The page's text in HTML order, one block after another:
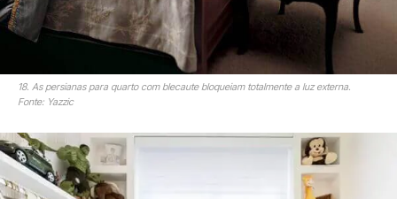
18. As persianas para quarto com blecaute bloqueiam totalmente a luz externa.
Fonte: Yazzic